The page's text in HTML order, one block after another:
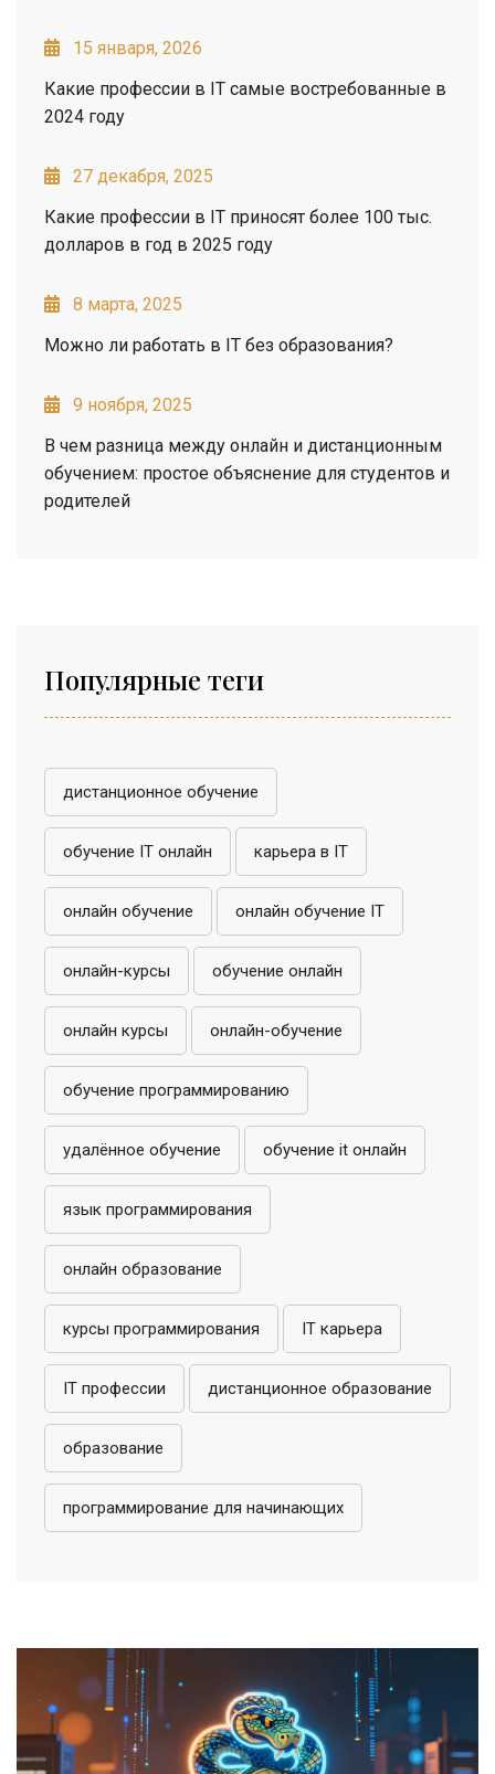
15 января, 2026
Какие профессии в IT самые востребованные в
2024 году
27 декабря, 2025
Какие профессии в IT приносят более 100 тыс.
долларов в год в 2025 году
8 марта, 2025
Можно ли работать в IT без образования?
9 ноября, 2025
В чем разница между онлайн и дистанционным
обучением: простое объяснение для студентов и
родителей
Популярные теги
дистанционное обучение
обучение IT онлайн карьера в IT
онлайн обучение онлайн обучение IT
онлайн-курсы обучение онлайн
онлайн курсы онлайн-обучение
обучение программированию
удалённое обучение обучение it онлайн
язык программирования
онлайн образование
курсы программирования IT карьера
IT профессии дистанционное образование
образование
программирование для начинающих